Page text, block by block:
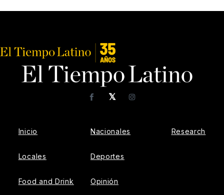
𝕏
FacebookInstagram
Inicio
Locales
Food and Drink
Nacionales
Deportes
Opinión
Research